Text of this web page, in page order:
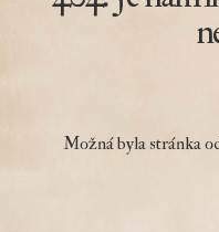
Možná byla stránka